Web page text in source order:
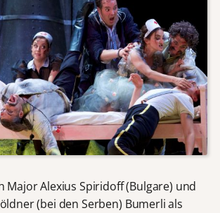
Major Alexius Spiridoff (Bulgare) und
(bei den Serben) Bumerli als